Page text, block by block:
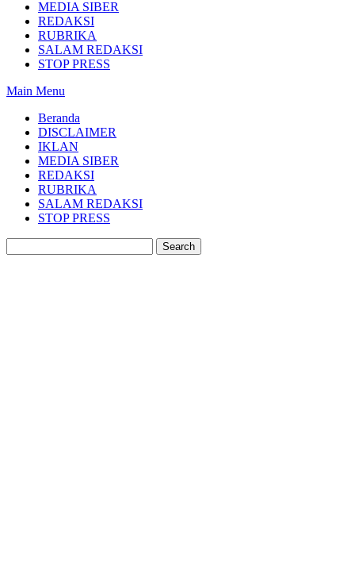
MEDIA SIBER
REDAKSI
RUBRIKA
SALAM REDAKSI
STOP PRESS
Main Menu
Beranda
DISCLAIMER
IKLAN
MEDIA SIBER
REDAKSI
RUBRIKA
SALAM REDAKSI
STOP PRESS